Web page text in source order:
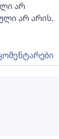
არ
არ არის.